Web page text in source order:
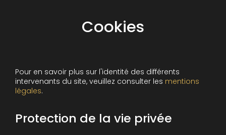
Cookies
Pour en savoir plus sur l'identité des différents
intervenants du site, veuillez consulter les mentions
légales.
Protection de la vie privée